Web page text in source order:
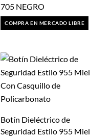
elegir
en
página
de
705 NEGRO
COMPRA EN MERCADO LIBRE
Botín Dieléctrico de
Seguridad Estilo 955 Miel